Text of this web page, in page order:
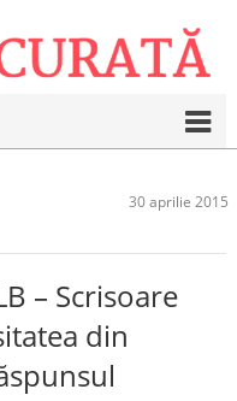
30 aprilie 2015
– Scrisoare
din